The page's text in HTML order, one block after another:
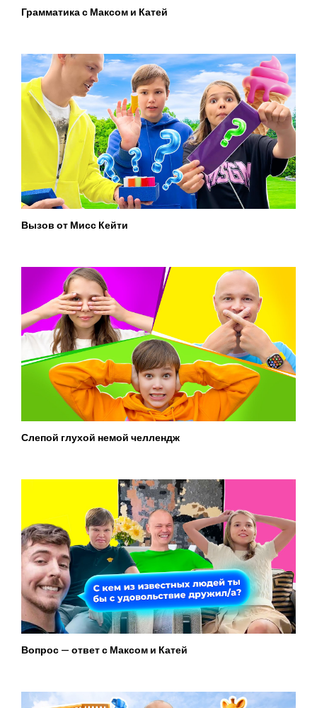
Грамматика с Максом и Катей
Вызов от Мисс Кейти
Слепой глухой немой челлендж
Вопрос — ответ с Максом и Катей